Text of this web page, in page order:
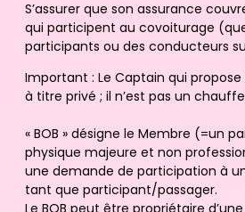
S’assurer que son assurance
qui participent au covoiturage
participants ou des conducteurs
Important : Le Captain qui
à titre privé ; il n’est pas un
« BOB » désigne le Membre (=un
physique majeure et non
une demande de participation à
tant que participant/passager.